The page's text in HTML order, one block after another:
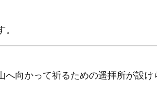
向かって祈るための遥拝所が設け